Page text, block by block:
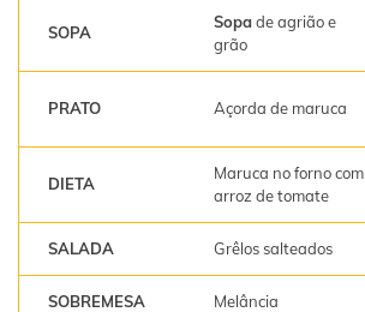
SOPA
Sopade agrião e
grão
PRATO Açorda de maruca
DIETA
Maruca no forno com
arroz de tomate
SALADA Grêlos salteados
SOBREMESA Melância